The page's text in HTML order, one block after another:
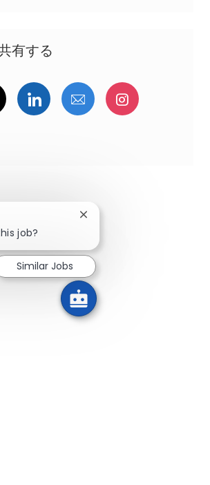
有する
でシェア
ツイッターで共有
LinkedInで共有
メールで共有Instagram
でシェア
job?
Close chatbot notification
Similar Jobs